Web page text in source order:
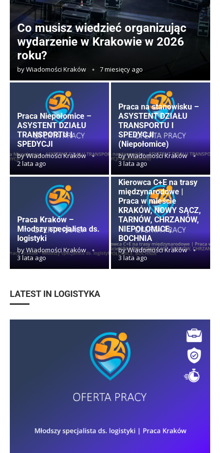
Co musisz wiedzieć organizując
wydarzenie w Krakowie w 2026
roku?
byWiadomości Kraków 7 miesięcy ago
Praca Niepołomice –
ASYSTENT DZIAŁU
TRANSPORTU I
SPEDYCJI
byWiadomości Kraków
2 lata ago
Praca na stanowisku –
ASYSTENT DZIAŁU
TRANSPORTU I
SPEDYCJI
(Niepołomice)
byWiadomości Kraków
3 lata ago
Praca Kraków –
Młodszy specjalista ds.
logistyki
byWiadomości Kraków
3 lata ago
Kierowca C+E na trasy
międzynarodowe |
Praca w mieście
KRAKÓW, NOWY SĄCZ,
TARNÓW, CHRZANÓW,
NIEPOŁOMICE,
BOCHNIA
byWiadomości Kraków
3 lata ago
LATEST IN LOGISTYKA